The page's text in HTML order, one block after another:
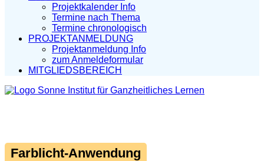
Projektkalender Info
Termine nach Thema
Termine chronologisch
PROJEKTANMELDUNG
Projektanmeldung Info
zum Anmeldeformular
MITGLIEDSBEREICH
Farblicht-Anwendung